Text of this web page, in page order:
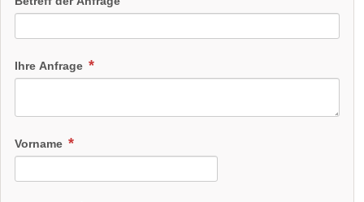
Ihre Anfrage
Vorname